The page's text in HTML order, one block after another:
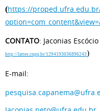
(https://
CONTATO: Jaconias
http://lattes.cnpq.br/1294193036896243)
E-mail: